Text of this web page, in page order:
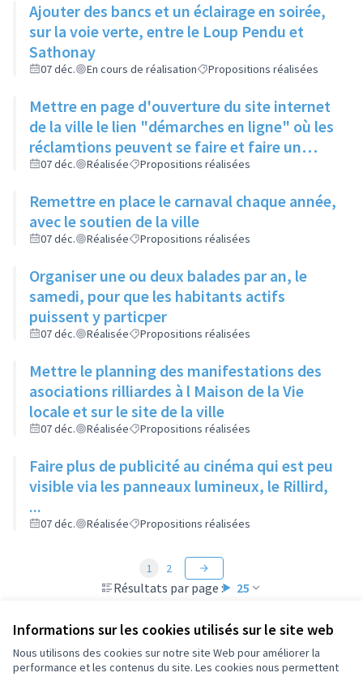
Informations sur les cookies utilisés sur le site web
Nous utilisons des cookies sur notre site Web pour améliorer la
performance et les contenus du site. Les cookies nous permettent
Ajouter des bancs et un éclairage en soirée,
sur la voie verte, entre le Loup Pendu et
Sathonay
07 déc. En cours de réalisation Propositions réalisées
Mettre en page d'ouverture du site internet
de la ville le lien "démarches en ligne" où les
réclamtions peuvent se faire et faire un
rappel de l'existence de ce lien
07 déc. Réalisée Propositions réalisées
Remettre en place le carnaval chaque année,
avec le soutien de la ville
07 déc. Réalisée Propositions réalisées
Organiser une ou deux balades par an, le
samedi, pour que les habitants actifs
puissent y particper
07 déc. Réalisée Propositions réalisées
Mettre le planning des manifestations des
asociations rilliardes à l Maison de la Vie
locale et sur le site de la ville
07 déc. Réalisée Propositions réalisées
Faire plus de publicité au cinéma qui est peu
visible via les panneaux lumineux, le Rillird,
...
07 déc. Réalisée Propositions réalisées
Résultats par page : 25
1 2
Conditions d'utilisation